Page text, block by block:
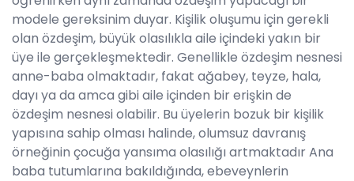
modele gereksinim duyar. Kişilik oluşumu için gerekli
olan özdeşim, büyük olasılıkla aile içindeki yakın bir
üye ile gerçekleşmektedir. Genellikle özdeşim nesnesi
anne-baba olmaktadır, fakat ağabey, teyze, hala,
dayı ya da amca gibi aile içinden bir erişkin de
özdeşim nesnesi olabilir. Bu üyelerin bozuk bir kişilik
yapısına sahip olması halinde, olumsuz davranış
örneğinin çocuğa yansıma olasılığı artmaktadır Ana
baba tutumlarına bakıldığında, ebeveynlerin